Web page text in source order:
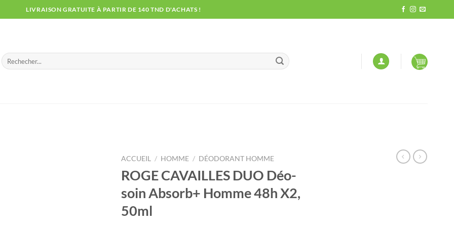
LIVRAISON GRATUITE À PARTIR DE 140 TND D'ACHATS !
Recherche
pour :
ACCUEIL / HOMME / DÉODORANT HOMME
ROGE CAVAILLES DUO Déo-
soin Absorb+ Homme 48h X2,
50ml